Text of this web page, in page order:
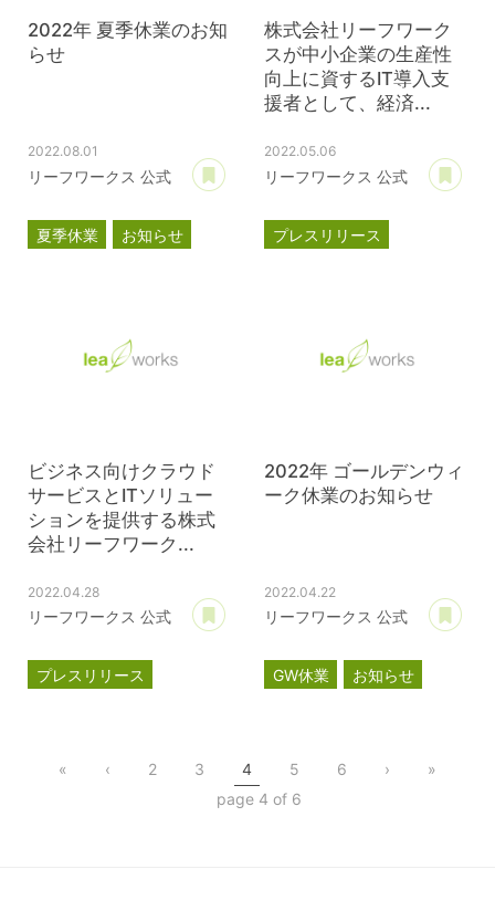
2022年 夏季休業のお知
らせ
2022.08.01
リーフワークス 公式
あとで読む
夏季休業 お知らせ
株式会社リーフワーク
スが中小企業の生産性
向上に資するIT導入支
援者として、経済...
2022.05.06
リーフワークス 公式
プレスリリース
ビジネス向けクラウド
サービスとITソリュー
ションを提供する株式
会社リーフワーク...
2022.04.28
リーフワークス 公式
あとで読む
プレスリリース
2022年 ゴールデンウィ
ーク休業のお知らせ
2022.04.22
リーフワークス 公式
GW休業 お知らせ
« ‹ 2 3 4 5 6 ›
»
page 4 of 6